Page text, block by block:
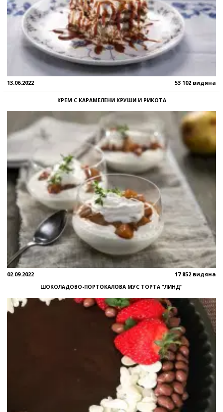
13.06.2022 53 102 видяна
КРЕМ С КАРАМЕЛЕНИ КРУШИ И РИКОТА
02.09.2022 17 852 видяна
ШОКОЛАДОВО-ПОРТОКАЛОВА МУС ТОРТА “ЛИНД”